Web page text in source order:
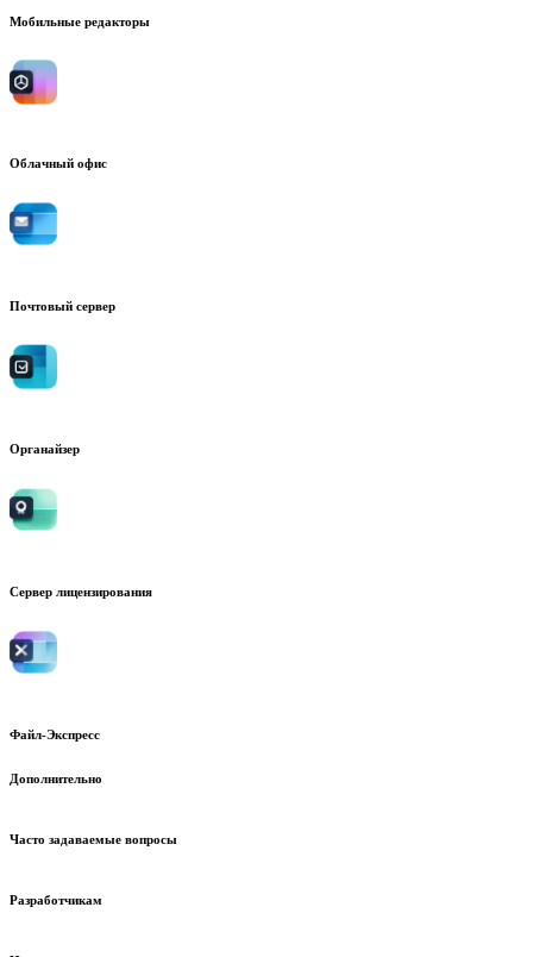
Мобильные редакторы
Облачный офис
Почтовый сервер
Органайзер
Сервер лицензирования
Файл-Экспресс
Дополнительно
Часто задаваемые вопросы
Разработчикам